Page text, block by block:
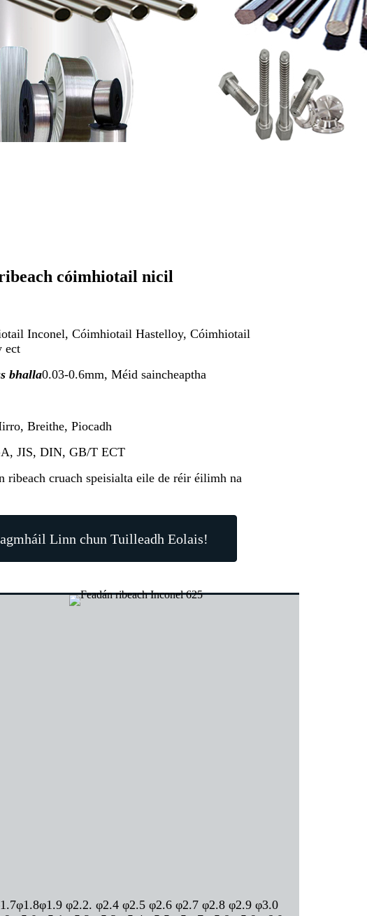
cóimhiotail nicil
Inconel, Cóimhiotail Hastelloy, Cóimhiotail
ect
bhalla0.03-0.6mm, Méid saincheaptha
Breithe, Piocadh
JIS, DIN, GB/T ECT
ribeach cruach speisialta eile de réir éilimh na
Linn chun Tuilleadh Eolais!
φ2.2. φ2.4 φ2.5 φ2.6 φ2.7 φ2.8 φ2.9 φ3.0